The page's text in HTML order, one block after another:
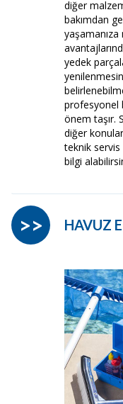
diğer
bakımdan
yaşamanıza
yedek
profesyonel
önem taşır.
diğer
teknik servis
bilgi
HAVUZ
>>